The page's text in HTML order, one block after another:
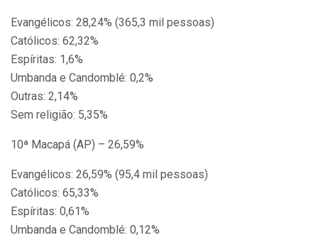
Evangélicos: 28,24% (365,3 mil pessoas)
Católicos: 62,32%
Espíritas: 1,6%
Umbanda e Candomblé: 0,2%
Outras: 2,14%
Sem religião: 5,35%
10ª Macapá (AP) – 26,59%
Evangélicos: 26,59% (95,4 mil pessoas)
Católicos: 65,33%
Espíritas: 0,61%
Umbanda e Candomblé: 0,12%